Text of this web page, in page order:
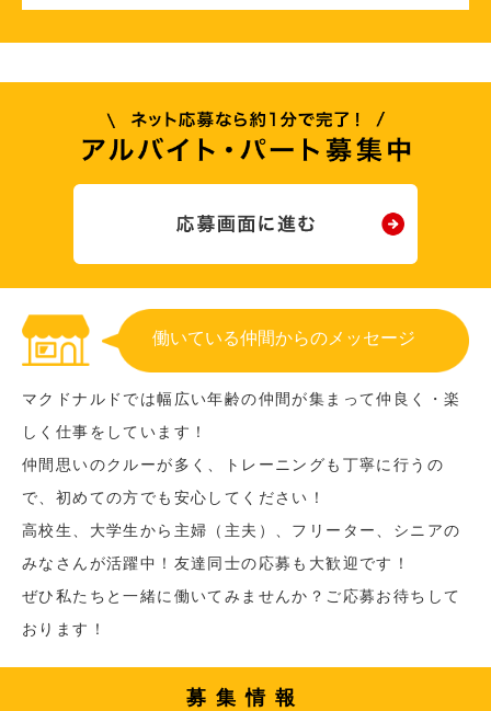
働いている仲間からのメッセージ
マクドナルドでは幅広い年齢の仲間が集まって仲良く・楽
しく仕事をしています！
仲間思いのクルーが多く、トレーニングも丁寧に行うの
で、初めての方でも安心してください！
高校生、大学生から主婦（主夫）、フリーター、シニアの
みなさんが活躍中！友達同士の応募も大歓迎です！
ぜひ私たちと一緒に働いてみませんか？ご応募お待ちして
おります！
募集情報